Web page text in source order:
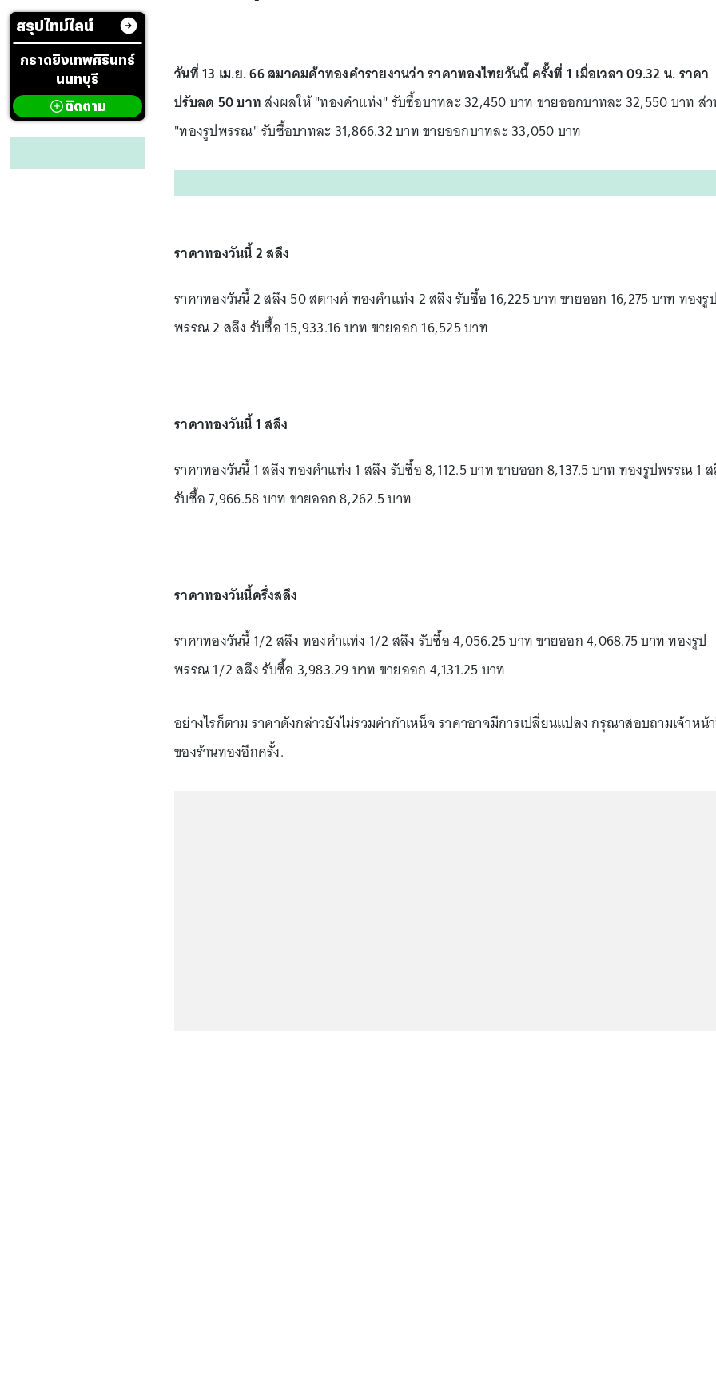
สรุปไทม์ไลน์
กราดยิงเทพศิรินทร์
นนทบุรี
ติดตาม
วันที่ 13 เม.ย. 66 สมาคมค้าทองคำรายงานว่า ราคาทองไทยวันนี้ ครั้งที่ 1 เมื่อเวลา 09.32 น. ราคา
ปรับลด 50 บาทส่งผลให้ "ทองคำแท่ง" รับซื้อบาทละ 32,450 บาท ขายออกบาทละ 32,550 บาท ส่
"ทองรูปพรรณ" รับซื้อบาทละ 31,866.32 บาท ขายออกบาทละ 33,050 บาท
ราคาทองวันนี้ 2 สลึง
ราคาทองวันนี้ 2 สลึง 50 สตางค์ ทองคำแท่ง 2 สลึง รับซื้อ 16,225 บาท ขายออก 16,275 บาท ทองรู
พรรณ 2 สลึง รับซื้อ 15,933.16 บาท ขายออก 16,525 บาท
ราคาทองวันนี้ 1 สลึง
ราคาทองวันนี้ 1 สลึง ทองคำแท่ง 1 สลึง รับซื้อ 8,112.5 บาท ขายออก 8,137.5 บาท ทองรูปพรรณ 1
รับซื้อ 7,966.58 บาท ขายออก 8,262.5 บาท
ราคาทองวันนี้ครึ่งสลึง
ราคาทองวันนี้ 1/2 สลึง ทองคำแท่ง 1/2 สลึง รับซื้อ 4,056.25 บาท ขายออก 4,068.75 บาท ทองรูป
พรรณ 1/2 สลึง รับซื้อ 3,983.29 บาท ขายออก 4,131.25 บาท
อย่างไรก็ตาม ราคาดังกล่าวยังไม่รวมค่ากำเหน็จ ราคาอาจมีการเปลี่ยนแปลง กรุณาสอบถามเจ้าหน้
ของร้านทองอีกครั้ง.